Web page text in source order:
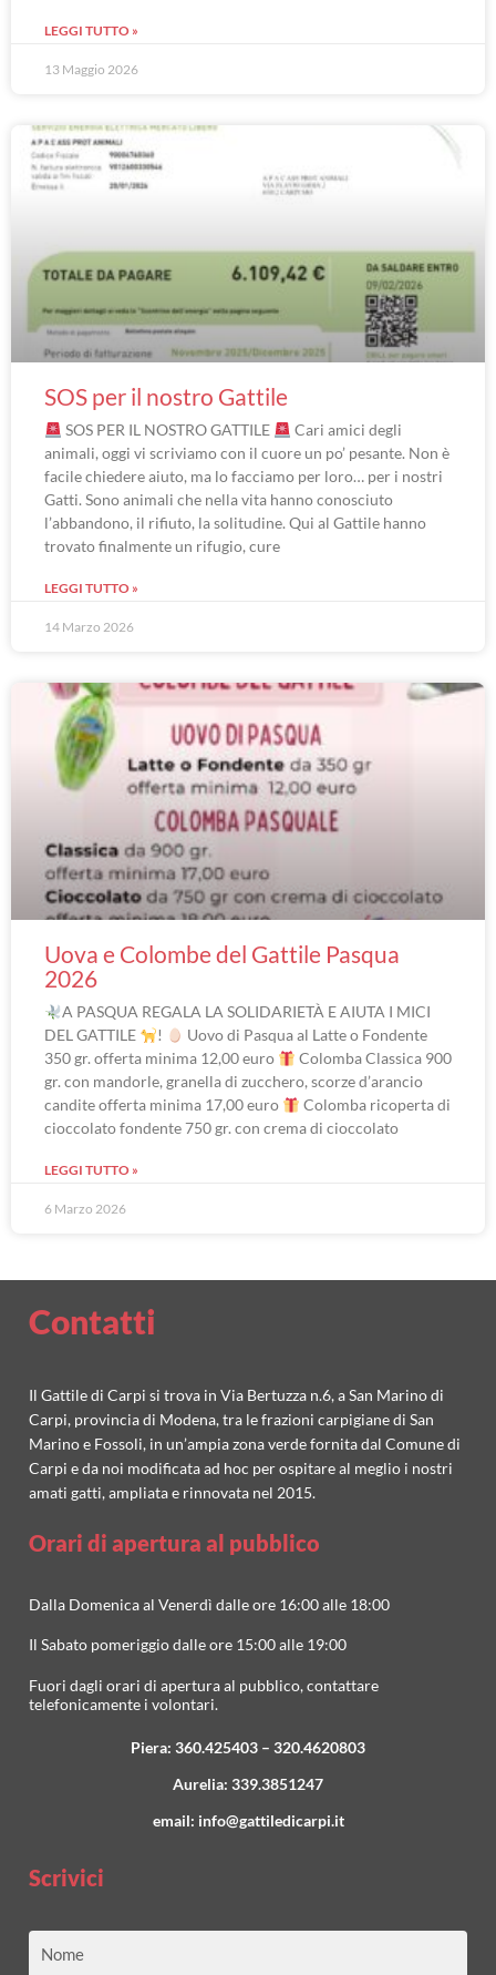
LEGGI TUTTO »
13 Maggio 2026
SOS per il nostro Gattile
SOS PER IL NOSTRO GATTILE
Cari amici degli
animali, oggi vi scriviamo con il cuore un po’ pesante. Non è
facile chiedere aiuto, ma lo facciamo per loro… per i nostri
Gatti. Sono animali che nella vita hanno conosciuto
l’abbandono, il rifiuto, la solitudine. Qui al Gattile hanno
trovato finalmente un rifugio, cure
LEGGI TUTTO »
14 Marzo 2026
Uova e Colombe del Gattile Pasqua
2026
A PASQUA REGALA LA SOLIDARIETÀ E AIUTA I MICI
DEL GATTILE
!
Uovo di Pasqua al Latte o Fondente
350 gr. offerta minima 12,00 euro
Colomba Classica 900
gr. con mandorle, granella di zucchero, scorze d’arancio
candite offerta minima 17,00 euro
Colomba ricoperta di
cioccolato fondente 750 gr. con crema di cioccolato
LEGGI TUTTO »
6 Marzo 2026
Contatti
Il Gattile di Carpi si trova in Via Bertuzza n.6, a San Marino di
Carpi, provincia di Modena, tra le frazioni carpigiane di San
Marino e Fossoli, in un’ampia zona verde fornita dal Comune di
Carpi e da noi modificata ad hoc per ospitare al meglio i nostri
amati gatti, ampliata e rinnovata nel 2015.
Orari di apertura al pubblico
Dalla Domenica al Venerdì dalle ore 16:00 alle 18:00
Il Sabato pomeriggio dalle ore 15:00 alle 19:00
Fuori dagli orari di apertura al pubblico, contattare
telefonicamente i volontari.
Piera: 360.425403 – 320.4620803
Aurelia: 339.3851247
email: info@gattiledicarpi.it
Scrivici